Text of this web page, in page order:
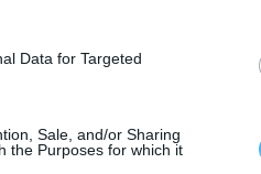
Data for Targeted
Sale, and/or Sharing
the Purposes for which it